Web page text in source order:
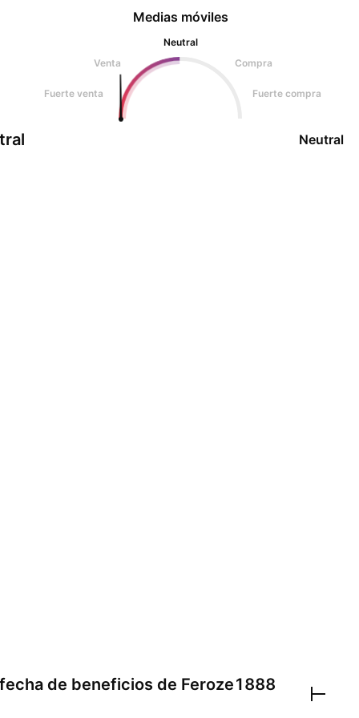
Medias móviles
Neutral
Venta
Compra
Fuerte venta Fuerte compra
Neutral
de beneficios de Feroze1888